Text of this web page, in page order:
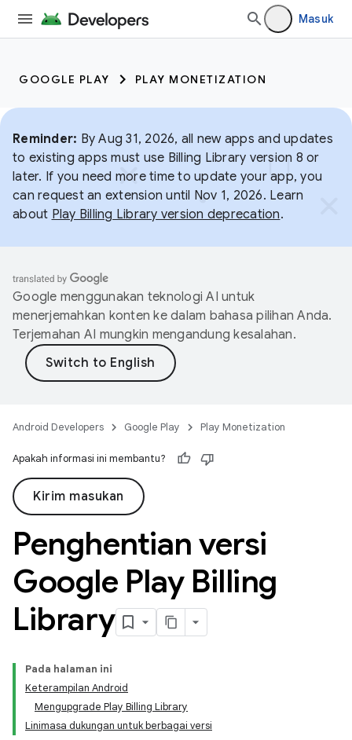
Masuk
GOOGLE PLAY PLAY MONETIZATION
Reminder: By Aug 31, 2026, all new apps and updates
to existing apps must use Billing Library version 8 or
later. If you need more time to update your app, you
can request an extension until Nov 1, 2026. Learn
about Play Billing Library version deprecation.
Google menggunakan teknologi AI untuk
menerjemahkan konten ke dalam bahasa pilihan Anda.
Terjemahan AI mungkin mengandung kesalahan.
Android Developers Google Play Play Monetization
Apakah informasi ini membantu?
Kirim masukan
Penghentian versi
Google Play Billing
Library
Pada halaman ini
Keterampilan Android
Mengupgrade Play Billing Library
Linimasa dukungan untuk berbagai versi